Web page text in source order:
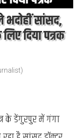
भदोहीं सांसद,
दिया पत्रक
के डेंगुरपुर में गंगा